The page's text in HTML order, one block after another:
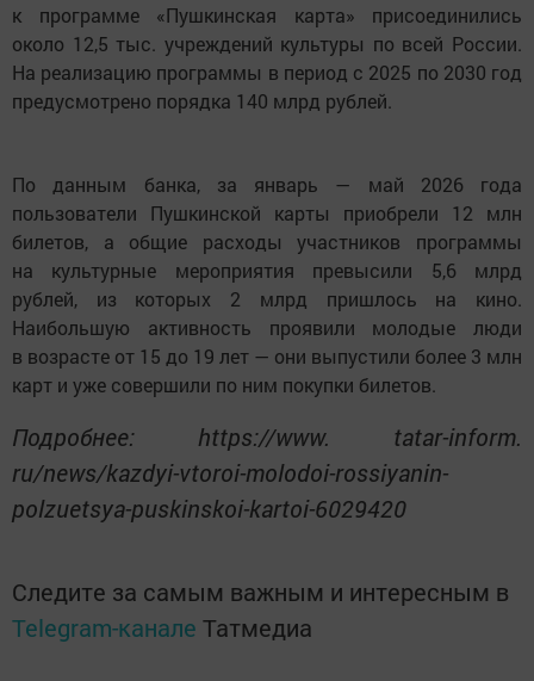
к программе «Пушкинская карта» присоединились
около 12,5 тыс. учреждений культуры по всей России.
На реализацию программы в период с 2025 по 2030 год
предусмотрено порядка 140 млрд рублей.
По данным банка, за январь — май 2026 года
пользователи Пушкинской карты приобрели 12 млн
билетов, а общие расходы участников программы
на культурные мероприятия превысили 5,6 млрд
рублей, из которых 2 млрд пришлось на кино.
Наибольшую активность проявили молодые люди
в возрасте от 15 до 19 лет — они выпустили более 3 млн
карт и уже совершили по ним покупки билетов.
Подробнее: https://www. tatar-inform.
ru/news/kazdyi-vtoroi-molodoi-rossiyanin-
polzuetsya-puskinskoi-kartoi-6029420
Следите за самым важным и интересным в
Telegram-канале Татмедиа